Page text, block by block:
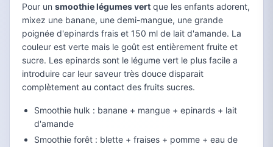
Pour un smoothie légumes vert que les enfants adorent,
mixez une banane, une demi-mangue, une grande
poignée d'epinards frais et 150 ml de lait d'amande. La
couleur est verte mais le goût est entièrement fruite et
sucre. Les epinards sont le légume vert le plus facile a
introduire car leur saveur très douce disparait
complètement au contact des fruits sucres.
Smoothie hulk : banane + mangue + epinards + lait
d'amande
Smoothie forêt : blette + fraises + pomme + eau de